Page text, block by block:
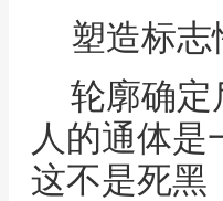
塑造标志
轮廓确定
人的通体
这不是死黑